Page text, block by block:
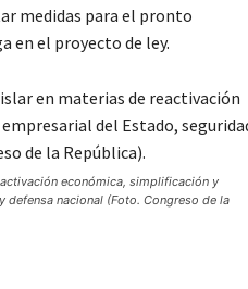
medidas para el pronto
en el proyecto de ley.
económica, simplificación y
nacional (Foto. Congreso de la